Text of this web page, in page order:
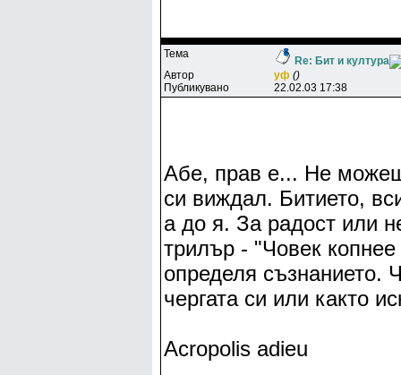
Тема
Re: Бит и култура
Автор
yф ()
Публикувано
22.02.03 17:38
Абе, прав е... Не
си виждал. Битието,
а до я. За радост или
трилър - "Човек
определя съзнанието.
чергата си или както
Acropolis adieu